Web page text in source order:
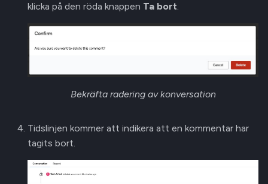
klicka på den röda knappen Ta bort.
Bekräfta radering av konversation
Tidslinjen kommer att indikera att en kommentar har
tagits bort.